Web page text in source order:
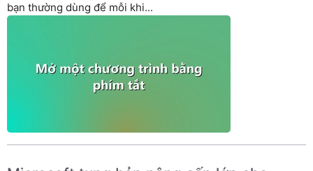
bạn thường dùng để mỗi khi...